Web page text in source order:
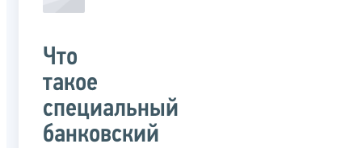
Что
такое
специальный
банковский